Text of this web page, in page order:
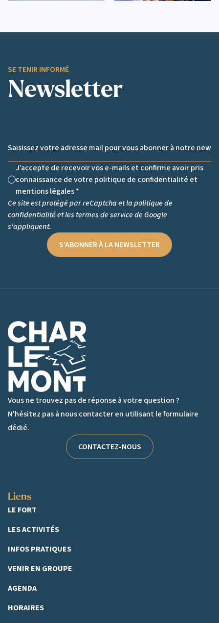
SE TENIR INFORMÉ
Newsletter
Non cochée
J’accepte de recevoir vos e-mails et confirme avoir pris
connaissance de votre politique de confidentialité et
mentions légales *
Ce site est protégé par reCaptcha et lapolitique de
confidentialitéet les termes de servicede Google
s'appliquent.
S’ABONNER À LA NEWSLETTER
Logo de Charlemont
Vous ne trouvez pas de réponse à votre question ?
N'hésitez pas à nous contacter en utilisant le formulaire
dédié.
CONTACTEZ-NOUS
Liens
LE FORT
LES ACTIVITÉS
INFOS PRATIQUES
VENIR EN GROUPE
AGENDA
HORAIRES